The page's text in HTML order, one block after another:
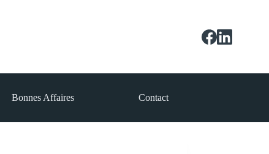
Bonnes Affaires Contact